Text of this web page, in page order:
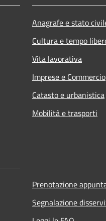
Anagrafe e stato
Cultura e tempo
Vita lavorativa
Imprese e Commercio
Catasto e urbanistica
Mobilità e trasporti
Prenotazione
Segnalazione